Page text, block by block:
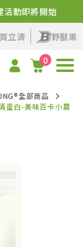
買立清
野獸果
0
全部商品
蛋白-美味百卡小農